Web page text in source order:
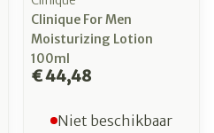
Clinique For Men
Moisturizing Lotion
100ml
€ 44,48
Niet beschikbaar